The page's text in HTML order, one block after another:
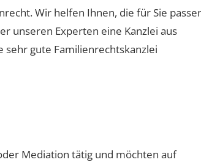
Wir helfen Ihnen, die für Sie
unseren Experten eine Kanzlei aus
sehr gute Familienrechtskanzlei
Mediation tätig und möchten auf